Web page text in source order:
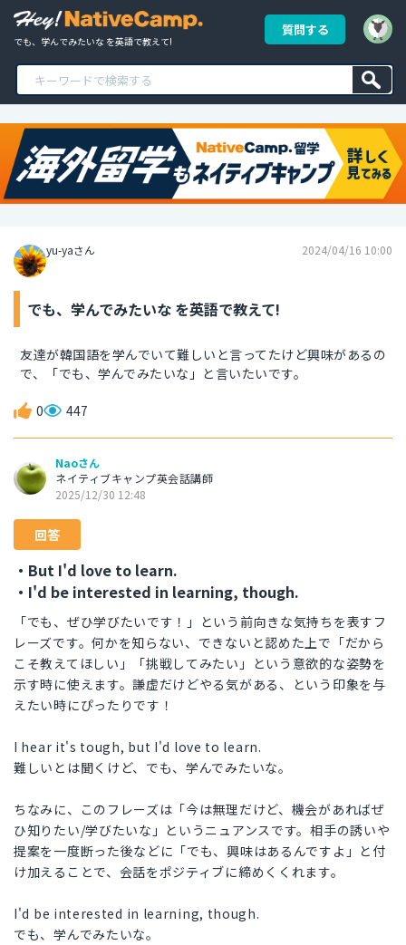
でも、学んでみたいな を英語で教えて!
質問する
yu-yaさん 2024/04/16 10:00
でも、学んでみたいな を英語で教えて!
友達が韓国語を学んでいて難しいと言ってたけど興味があるの
で、「でも、学んでみたいな」と言いたいです。
0 447
Naoさん
ネイティブキャンプ英会話講師
2025/12/30 12:48
回答
・But I'd love to learn.
・I'd be interested in learning, though.
「でも、ぜひ学びたいです！」という前向きな気持ちを表すフ
レーズです。何かを知らない、できないと認めた上で「だから
こそ教えてほしい」「挑戦してみたい」という意欲的な姿勢を
示す時に使えます。謙虚だけどやる気がある、という印象を与
えたい時にぴったりです！
I hear it's tough, but I'd love to learn.
難しいとは聞くけど、でも、学んでみたいな。
ちなみに、このフレーズは「今は無理だけど、機会があればぜ
ひ知りたい/学びたいな」というニュアンスです。相手の誘いや
提案を一度断った後などに「でも、興味はあるんですよ」と付
け加えることで、会話をポジティブに締めくくれます。
I'd be interested in learning, though.
でも、学んでみたいな。